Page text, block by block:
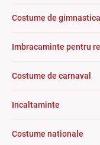
Costume de gimnastica
Imbracaminte pentru
Costume de carnaval
Incaltaminte
Costume nationale